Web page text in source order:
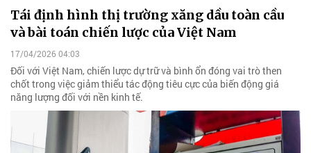
Tái định hình thị trường xăng dầu toàn cầu
và bài toán chiến lược của Việt Nam
17/04/2026 04:03
Đối với Việt Nam, chiến lược dự trữ và bình ổn đóng vai trò then
chốt trong việc giảm thiểu tác động tiêu cực của biến động giá
năng lượng đối với nền kinh tế.